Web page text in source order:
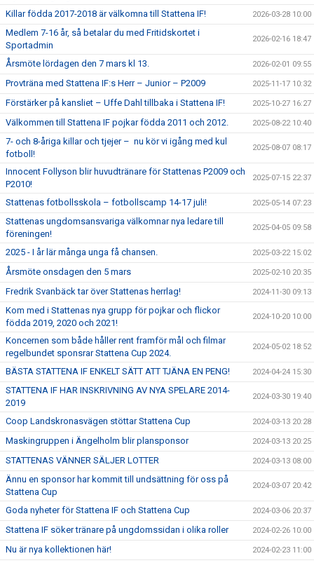
Killar födda 2017-2018 är välkomna till Stattena IF! 2026-03-28 10:00
Medlem 7-16 år, så betalar du med Fritidskortet i
Sportadmin
2026-02-16 18:47
Årsmöte lördagen den 7 mars kl 13. 2026-02-01 09:55
Provträna med Stattena IF:s Herr – Junior – P2009 2025-11-17 10:32
Förstärker på kansliet – Uffe Dahl tillbaka i Stattena IF! 2025-10-27 16:27
Välkommen till Stattena IF pojkar födda 2011 och 2012. 2025-08-22 10:40
7- och 8-åriga killar och tjejer – nu kör vi igång med kul
fotboll!
2025-08-07 08:17
Innocent Follyson blir huvudtränare för Stattenas P2009 och
P2010!
2025-07-15 22:37
Stattenas fotbollsskola – fotbollscamp 14-17 juli! 2025-05-14 07:23
Stattenas ungdomsansvariga välkomnar nya ledare till
föreningen!
2025-04-05 09:58
2025 - I år lär många unga få chansen. 2025-03-22 15:02
Årsmöte onsdagen den 5 mars 2025-02-10 20:35
Fredrik Svanbäck tar över Stattenas herrlag! 2024-11-30 09:13
Kom med i Stattenas nya grupp för pojkar och flickor
födda 2019, 2020 och 2021!
2024-10-20 10:00
Koncernen som både håller rent framför mål och filmar
regelbundet sponsrar Stattena Cup 2024.
2024-05-02 18:52
BÄSTA STATTENA IF ENKELT SÄTT ATT TJÄNA EN PENG! 2024-04-24 15:30
STATTENA IF HAR INSKRIVNING AV NYA SPELARE 2014-
2019
2024-03-30 19:40
Coop Landskronasvägen stöttar Stattena Cup 2024-03-13 20:28
Maskingruppen i Ängelholm blir plansponsor 2024-03-13 20:25
STATTENAS VÄNNER SÄLJER LOTTER 2024-03-13 08:00
Ännu en sponsor har kommit till undsättning för oss på
Stattena Cup
2024-03-07 20:42
Goda nyheter för Stattena IF och Stattena Cup 2024-03-06 20:37
Stattena IF söker tränare på ungdomssidan i olika roller 2024-02-26 10:00
Nu är nya kollektionen här! 2024-02-23 11:00